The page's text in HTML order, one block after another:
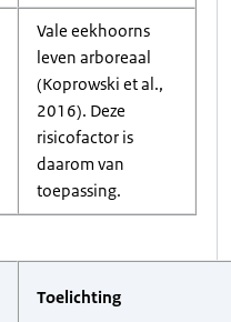
Vale eekhoorns
leven arboreaal
(Koprowski et al.,
2016). Deze
risicofactor is
daarom van
toepassing.
Toelichting